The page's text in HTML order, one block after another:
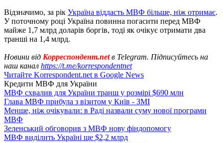
Відзначимо, за рік Україна віддасть МВФ більше, ніж отримає.
У поточному році Україна повинна погасити перед МВФ
майже 1,7 млрд доларів боргів, тоді як очікує отримати два
транші на 1,4 млрд.
Новини від Корреспондент.netв Telegram. Підписуйтесь на
наш канал https://t.me/korrespondentnet
Читайте Korrespondent.net в Google News
Кредити МВФ для України
МВФ схвалив для України транш у розмірі $690 млн
Глава МВФ прибула з візитом у Київ - ЗМІ
Менше, ніж очікували: в Раді назвали суму нової програми
МВФ
Зеленський обговорив з МВФ нову фіндопомогу
МВФ виділить Україні ще $2,2 млрд